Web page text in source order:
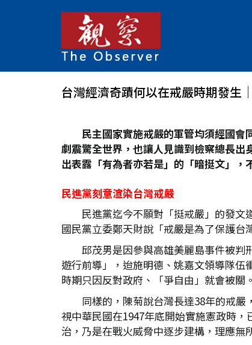
台灣經濟奇蹟何以在戒嚴時期發生
民主國家實施戒嚴的軍管均須經國
劇震驚全世界，也讓人見識到檢察總長
出表露「有為者亦若是」的「暗挺文」，
民進黨刻意渲染台灣戒嚴
民進黨迄今不願對「挺戒嚴」的發
國民黨立委鄭天財說「戒嚴是為了保護台
邱茂男是因參與高雄美麗島事件被判
遊行前導」，迨施明德、姚嘉文領導隊
時期只因反對政府、「爭自由」就會被關。
同樣的，陳菊說台灣長達38年的戒
視中華民國在1947年底開始實施憲政時
治，乃是在戰火威脅中逐步建構，理應無